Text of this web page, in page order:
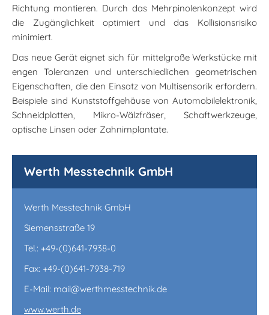
Richtung montieren. Durch das Mehrpinolenkonzept wird
die Zugänglichkeit optimiert und das Kollisionsrisiko
minimiert.
Das neue Gerät eignet sich für mittelgroße Werkstücke mit
engen Toleranzen und unterschiedlichen geometrischen
Eigenschaften, die den Einsatz von Multisensorik erfordern.
Beispiele sind Kunststoffgehäuse von Automobilelektronik,
Schneidplatten, Mikro-Wälzfräser, Schaftwerkzeuge,
optische Linsen oder Zahnimplantate.
Werth Messtechnik GmbH
Werth Messtechnik GmbH
Siemensstraße 19
Tel.: +49-(0)641-7938-0
Fax: +49-(0)641-7938-719
E-Mail: mail@werthmesstechnik.de
www.werth.de